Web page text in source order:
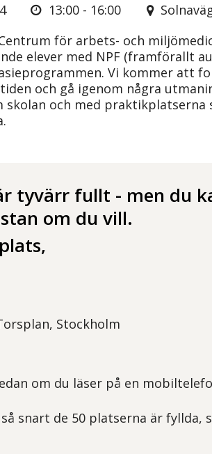
13:00 - 16:00
för arbets- och
elever med NPF (framförallt
Vi kommer att
och gå igenom några
skolan och med
tyvärr fullt - men du
om du vill.
Stockholm
om du läser på en
snart de 50 platserna är fyllda,